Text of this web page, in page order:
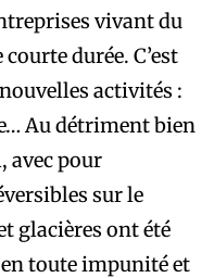
vivant du
durée. C’est
activités :
Au détriment bien
avec pour
sur le
glacières ont été
toute impunité et